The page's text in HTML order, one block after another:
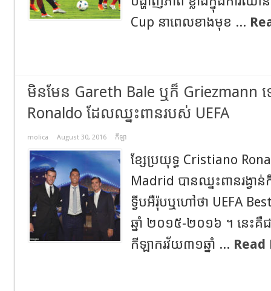
Cup នាពេលខាងមុខ ...
មិនមែន Gareth Bale ឬក៏ Griezmann ទ
Ronaldo ដែលឈ្នះពានរបស់ UEFA
molica August 30, 2016 កីឡា
ខ្សែប្រយុទ្ធ Cristiano
Madrid បានឈ្នះពានរង្វា
ទ្វីបអឺរ៉ុបឬហៅថា UEFA
ឆ្នាំ ២០១៥-២០១៦ ។ នេះ
កីឡាករវ័យ៣១ឆ្នាំ ...